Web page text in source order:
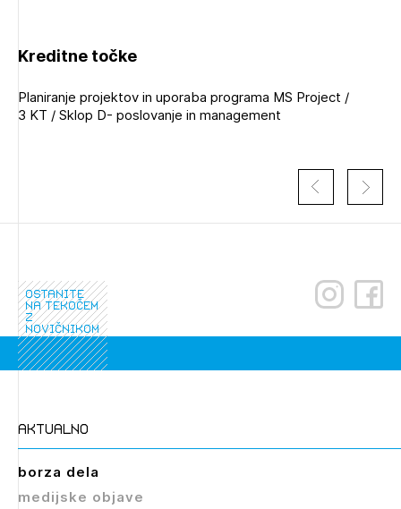
Izbrana vsebina je namenjena le ZAPS
registriranim uporabnikom. Da lahko do nje
dostopate, se je potrebno prijaviti.
Kreditne točke
Planiranje projektov in uporaba programa MS Project /
3 KT / Sklop D- poslovanje in management
ostanite
na tekočem
z
novičnikom
aktualno
borza dela
medijske objave